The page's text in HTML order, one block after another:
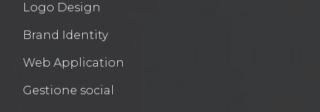
Logo Design
Brand Identity
Web Application
Gestione social